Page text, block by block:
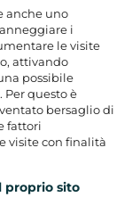
anche uno
i
le visite
attivando
possibile
Per questo è
bersaglio di
fattori
visite con finalità
proprio sito